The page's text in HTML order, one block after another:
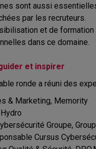
sont aussi
par les recruteurs.
et de
dans ce domaine.
et inspirer
ronde a réuni des
& Marketing, Memority
Groupe,
Cursus